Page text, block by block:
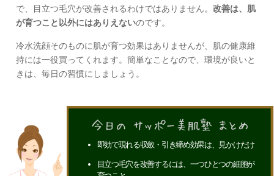
で、目立つ毛穴が改善されるわけではありません。改善は、肌
が育つこと以外にはありえないのです。
冷水洗顔そのものに肌が育つ効果はありませんが、肌の健康維
持には一役買ってくれます。簡単なことなので、環境が良いと
きは、毎日の習慣にしましょう。
即効で現れる収斂・引き締め効果は、見かけだけ
目立つ毛穴を改善するには、一つひとつの細胞が